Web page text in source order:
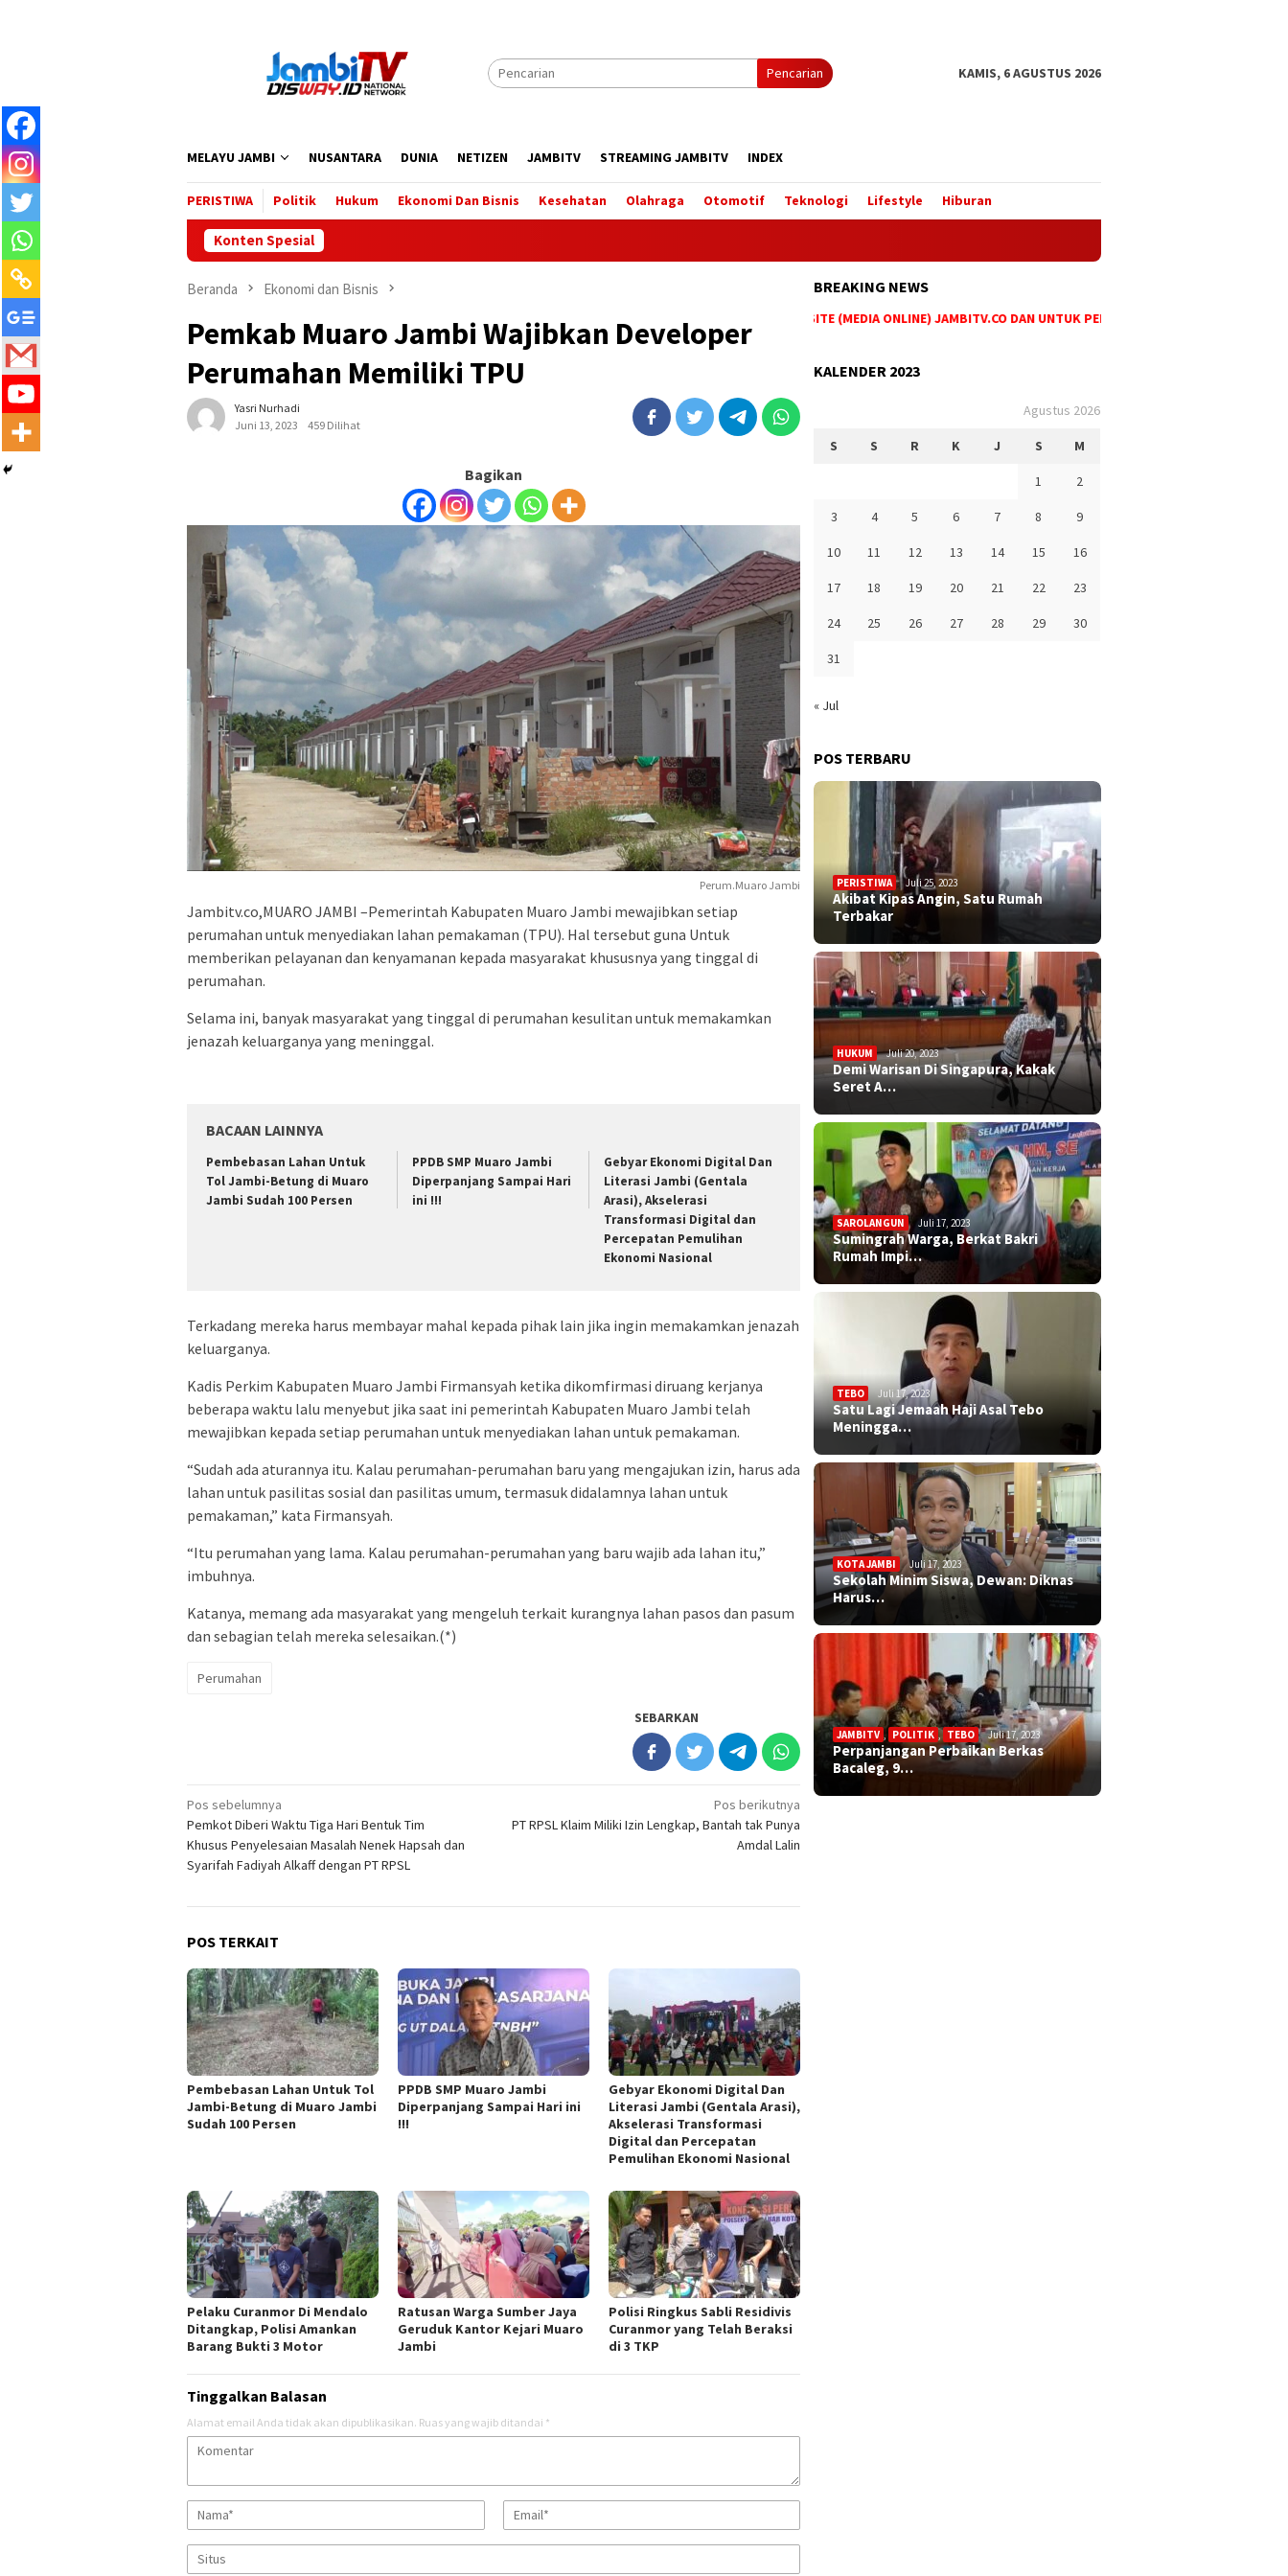
Pencarian
KAMIS, 6 AGUSTUS 2026
MELAYU JAMBI NUSANTARA DUNIA NETIZEN JAMBITV STREAMING JAMBITV INDEX
PERISTIWA Politik Hukum Ekonomi Dan Bisnis Kesehatan Olahraga Otomotif Teknologi Lifestyle Hiburan
Konten Spesial
Beranda Ekonomi dan Bisnis
Pemkab Muaro Jambi Wajibkan Developer
Perumahan Memiliki TPU
Yasri Nurhadi
Juni 13, 2023
459 Dilihat
Bagikan
Perum.Muaro Jambi
Jambitv.co,MUARO JAMBI –Pemerintah Kabupaten Muaro Jambi mewajibkan setiap
perumahan untuk menyediakan lahan pemakaman (TPU). Hal tersebut guna Untuk
memberikan pelayanan dan kenyamanan kepada masyarakat khususnya yang tinggal di
perumahan.
Selama ini, banyak masyarakat yang tinggal di perumahan kesulitan untuk memakamkan
jenazah keluarganya yang meninggal.
BACAAN LAINNYA
Pembebasan Lahan Untuk
Tol Jambi-Betung di Muaro
Jambi Sudah 100 Persen
PPDB SMP Muaro Jambi
Diperpanjang Sampai Hari
ini !!!
Gebyar Ekonomi Digital Dan
Literasi Jambi (Gentala
Arasi), Akselerasi
Transformasi Digital dan
Percepatan Pemulihan
Ekonomi Nasional
Terkadang mereka harus membayar mahal kepada pihak lain jika ingin memakamkan jenazah
keluarganya.
Kadis Perkim Kabupaten Muaro Jambi Firmansyah ketika dikomfirmasi diruang kerjanya
beberapa waktu lalu menyebut jika saat ini pemerintah Kabupaten Muaro Jambi telah
mewajibkan kepada setiap perumahan untuk menyediakan lahan untuk pemakaman.
“Sudah ada aturannya itu. Kalau perumahan-perumahan baru yang mengajukan izin, harus ada
lahan untuk pasilitas sosial dan pasilitas umum, termasuk didalamnya lahan untuk
pemakaman,” kata Firmansyah.
“Itu perumahan yang lama. Kalau perumahan-perumahan yang baru wajib ada lahan itu,”
imbuhnya.
Katanya, memang ada masyarakat yang mengeluh terkait kurangnya lahan pasos dan pasum
dan sebagian telah mereka selesaikan.(*)
Perumahan
SEBARKAN
Navigasi
pos
Pos sebelumnya
Pemkot Diberi Waktu Tiga Hari Bentuk Tim
Khusus Penyelesaian Masalah Nenek Hapsah dan
Syarifah Fadiyah Alkaff dengan PT RPSL
Pos berikutnya
PT RPSL Klaim Miliki Izin Lengkap, Bantah tak Punya
Amdal Lalin
POS TERKAIT
Pembebasan Lahan Untuk Tol
Jambi-Betung di Muaro Jambi
Sudah 100 Persen
PPDB SMP Muaro Jambi
Diperpanjang Sampai Hari ini
!!!
Gebyar Ekonomi Digital Dan
Literasi Jambi (Gentala Arasi),
Akselerasi Transformasi
Digital dan Percepatan
Pemulihan Ekonomi Nasional
Pelaku Curanmor Di Mendalo
Ditangkap, Polisi Amankan
Barang Bukti 3 Motor
Ratusan Warga Sumber Jaya
Geruduk Kantor Kejari Muaro
Jambi
Polisi Ringkus Sabli Residivis
Curanmor yang Telah Beraksi
di 3 TKP
Tinggalkan Balasan
Alamat email Anda tidak akan dipublikasikan. Ruas yang wajib ditandai *
BREAKING NEWS
BERITA TERUPDATE HANYA DI WEBSITE (MEDIA ONLINE) JAMBITV.CO DAN UNTUK PEMASANGAN IKLAN MAUPUN
KALENDER 2023
Agustus 2026
S S R K J S M
1 2
3 4 5 6 7 8 9
10 11 12 13 14 15 16
17 18 19 20 21 22 23
24 25 26 27 28 29 30
31
« Jul
POS TERBARU
PERISTIWA Juli 25, 2023
Akibat Kipas Angin, Satu Rumah
Terbakar
HUKUM Juli 20, 2023
Demi Warisan Di Singapura, Kakak
Seret A…
SAROLANGUN Juli 17, 2023
Sumingrah Warga, Berkat Bakri
Rumah Impi…
TEBO Juli 17, 2023
Satu Lagi Jemaah Haji Asal Tebo
Meningga…
KOTA JAMBI Juli 17, 2023
Sekolah Minim Siswa, Dewan: Diknas
Harus…
JAMBITV POLITIK , TEBO Juli 17, 2023
Perpanjangan Perbaikan Berkas
Bacaleg, 9…